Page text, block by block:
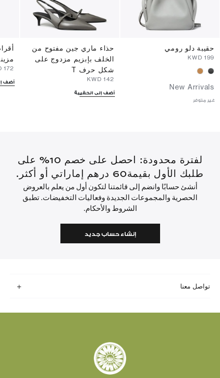
حقيبة دلو رومي
New Arrivals
غير متوفر
حذاء ماري جين مفتوح من
الخلف بإبزيم مزدوج على
شكل حرف T
أضف إلى الحقيبة
أضف
لفترة محدودة: احصل على خصم 10% على
طلبك الأول بقيمة60 درهم إماراتي أو أكثر.
أنشئ حسابًا وانضم إلى قائمتنا لتكون أول من يعلم بالعروض
الحصرية والمجموعات الجديدة وفعاليات التخفيضات. تطبق
الشروط والأحكام.
إنشاء حساب جديد
تواصل معنا